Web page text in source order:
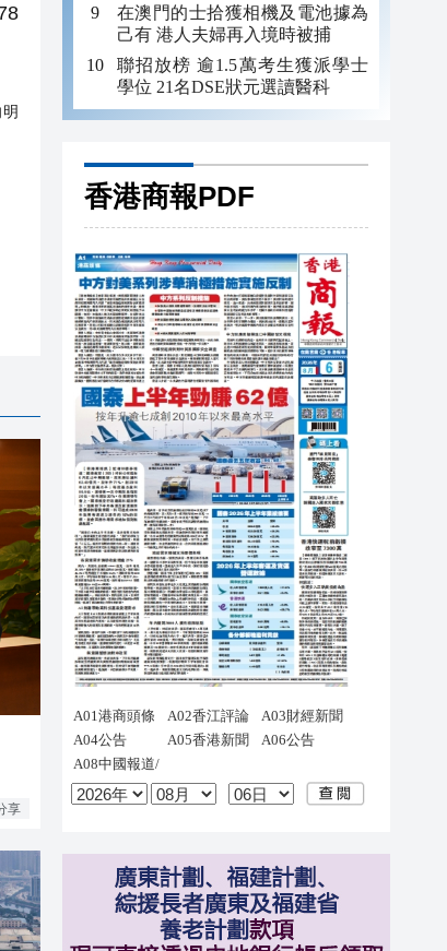
享
在澳門的士拾獲相機及電池據為
己有 港人夫婦再入境時被捕
聯招放榜 逾1.5萬考生獲派學士
學位 21名DSE狀元選讀醫科
香港商報PDF